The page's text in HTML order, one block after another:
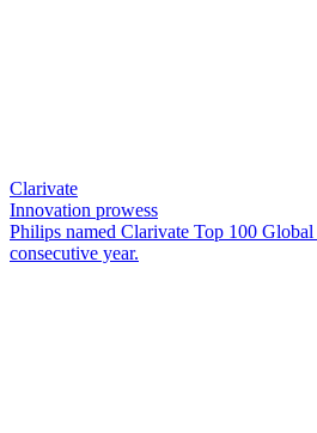
Clarivate
Innovation prowess
Philips named Clarivate Top 100
consecutive year.